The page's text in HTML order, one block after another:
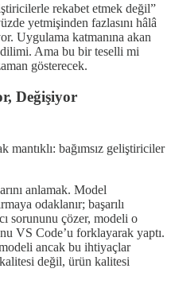
rekabet etmek değil”
yetmişinden fazlasını hâlâ
Uygulama katmanına akan
Ama bu bir teselli mi
gösterecek.
Değişiyor
mantıklı: bağımsız geliştiriciler
anlamak. Model
odaklanır; başarılı
sorununu çözer, modeli o
VS Code’u forklayarak yaptı.
ancak bu ihtiyaçlar
değil, ürün kalitesi